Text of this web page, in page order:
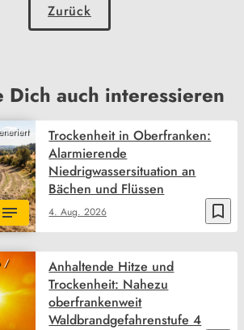
Zurück
Dich auch interessieren
bookmark_border
4. Aug. 2026
Trockenheit in Oberfranken:
Alarmierende
Niedrigwassersituation an
Bächen und Flüssen
/
Anhaltende Hitze und
Trockenheit: Nahezu
oberfrankenweit
Waldbrandgefahrenstufe 4